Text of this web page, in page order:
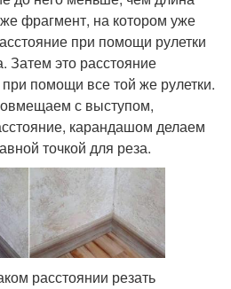
фрагмент, на котором уже
при помощи рулетки
Затем это расстояние
помощи все той же рулетки.
с выступом,
карандашом делаем
точкой для реза.
расстоянии резать